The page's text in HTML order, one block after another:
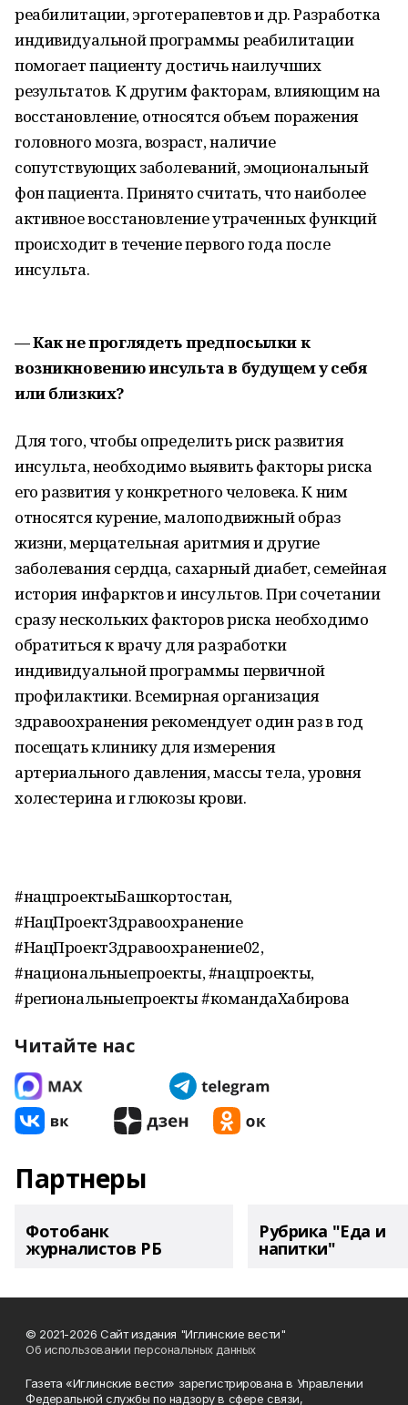
реабилитации, эрготерапевтов и др. Разработка
индивидуальной программы реабилитации
помогает пациенту достичь наилучших
результатов. К другим факторам, влияющим на
восстановление, относятся объем поражения
головного мозга, возраст, наличие
сопутствующих заболеваний, эмоциональный
фон пациента. Принято считать, что наиболее
активное восстановление утраченных функций
происходит в течение первого года после
инсульта.
— Как не проглядеть предпосылки к
возникновению инсульта в будущем у себя
или близких?
Для того, чтобы определить риск развития
инсульта, необходимо выявить факторы риска
его развития у конкретного человека. К ним
относятся курение, малоподвижный образ
жизни, мерцательная аритмия и другие
заболевания сердца, сахарный диабет, семейная
история инфарктов и инсультов. При сочетании
сразу нескольких факторов риска необходимо
обратиться к врачу для разработки
индивидуальной программы первичной
профилактики. Всемирная организация
здравоохранения рекомендует один раз в год
посещать клинику для измерения
артериального давления, массы тела, уровня
холестерина и глюкозы крови.
#нацпроектыБашкортостан,
#НацПроектЗдравоохранение
#НацПроектЗдравоохранение02,
#национальныепроекты, #нацпроекты,
#региональныепроекты #командаХабирова
Читайте нас
Партнеры
Фотобанк
журналистов РБ
Рубрика "Еда и
напитки"
© 2021-2026 Сайт издания "Иглинские вести"
Об использовании персональных данных
Газета «Иглинские вести» зарегистрирована в Управлении
Федеральной службы по надзору в сфере связи,